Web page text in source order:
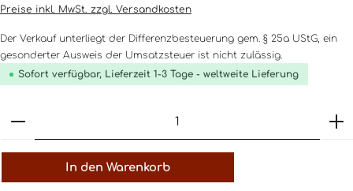
Preise inkl. MwSt. zzgl. Versandkosten
Der Verkauf unterliegt der Differenzbesteuerung gem. § 25a UStG, ein
gesonderter Ausweis der Umsatzsteuer ist nicht zulässig.
Sofort verfügbar, Lieferzeit 1-3 Tage - weltweite Lieferung
Produkt Anzahl: Gib den gewünschten Wert
In den Warenkorb